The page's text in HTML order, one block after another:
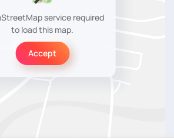
service required
to load this map.
Accept